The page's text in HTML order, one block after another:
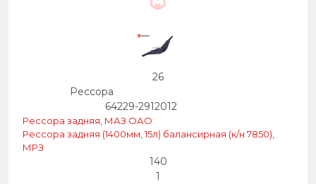
26
Рессора
64229-2912012
Рессора задняя, МАЗ ОАО
Рессора задняя (1400мм, 15л) балансирная (к/н 7850),
МРЗ
140
1